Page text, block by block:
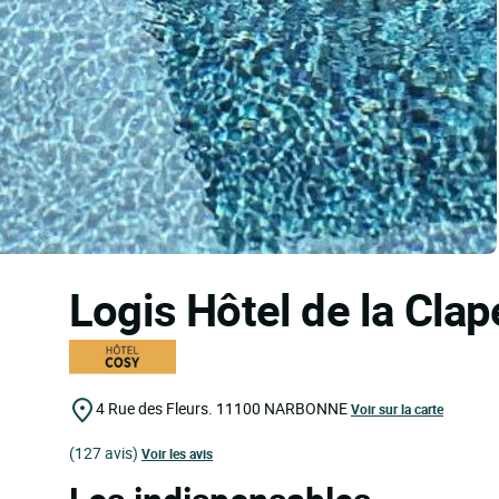
Logis Hôtel de la
4 Rue des Fleurs. 11100 NARBONNEVoir sur la carte
(127 avis) Voir les avis